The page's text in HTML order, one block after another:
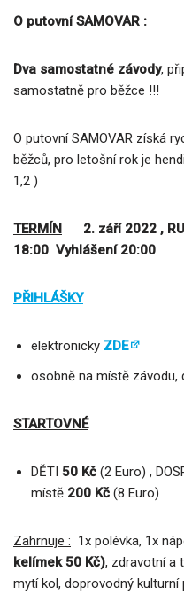
O putovní SAMOVAR :
Dva samostatné závody,
samostatně pro běžce !!!
O putovní SAMOVAR získá
běžců, pro letošní rok je
1,2 )
TERMÍN 2. září 2022 ,
18:00 Vyhlášení 20:00
PŘIHLÁŠKY
elektronicky ZDE
osobně na místě závodu,
STARTOVNÉ
DĚTI 50 Kč (2 Euro) ,
místě 200 Kč (8 Euro)
Zahrnuje : 1x polévka, 1x
kelímek 50 Kč), zdravotní a
mytí kol, doprovodný